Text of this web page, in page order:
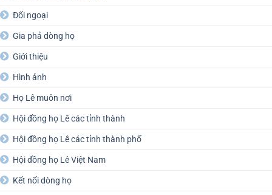
Đối ngoại
Gia phả dòng họ
Giới thiệu
Hình ảnh
Họ Lê muôn nơi
Hội đồng họ Lê các tỉnh thành
Hội đồng họ Lê các tỉnh thành phố
Hội đồng họ Lê Việt Nam
Kết nối dòng họ